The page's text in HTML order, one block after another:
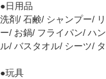
●日用品
洗剤/ 石鹸/ シャンプー/
ー/ お鍋/ フライパン/ ハ
ル/ バスタオル/ シーツ/
●玩具